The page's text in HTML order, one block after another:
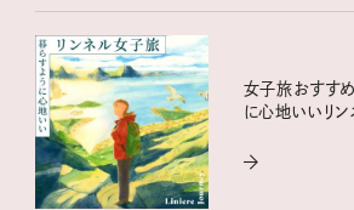
女子旅おすす
に心地いいリ